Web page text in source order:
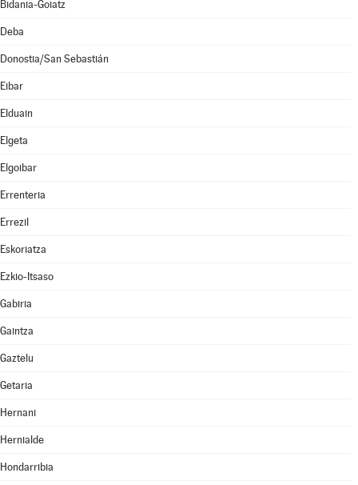
Bidania-Goiatz
Deba
Donostia/San Sebastián
Eibar
Elduain
Elgeta
Elgoibar
Errenteria
Errezil
Eskoriatza
Ezkio-Itsaso
Gabiria
Gaintza
Gaztelu
Getaria
Hernani
Hernialde
Hondarribia